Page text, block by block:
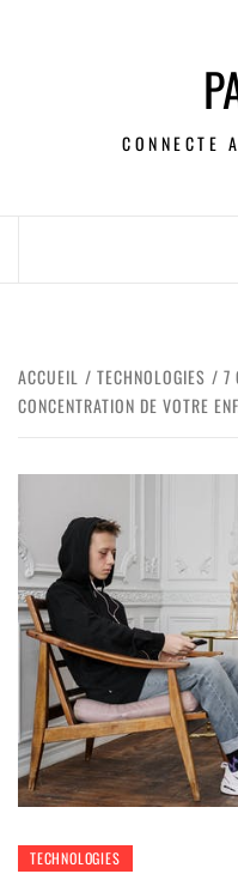
CONNECTE
ACCUEIL TECHNOLOGIES
7
CONCENTRATION DE VOTRE
TECHNOLOGIES